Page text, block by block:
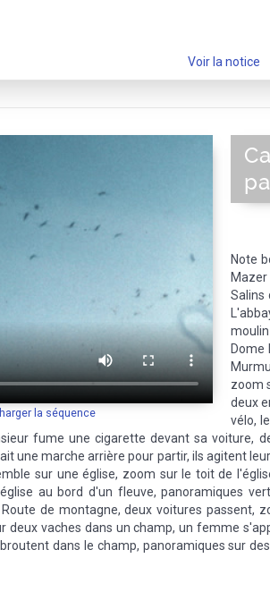
Voir la notice
la séquence
Note
Salins
Dome
zoom
deux
vélo,
fume une cigarette devant sa voiture,
une marche arrière pour partir, ils agitent
sur une église, zoom sur le toit de
au bord d'un fleuve, panoramiques
de montagne, deux voitures passent,
deux vaches dans un champ, un femme
dans le champ, panoramiques sur